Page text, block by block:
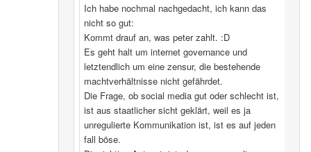
Ich habe nochmal nachgedacht, ich kann das
nicht so gut:
Kommt drauf an, was peter zahlt. :D
Es geht halt um internet governance und
letztendlich um eine zensur, die bestehende
machtverhältnisse nicht gefährdet.
Die Frage, ob social media gut oder schlecht ist,
ist aus staatlicher sicht geklärt, weil es ja
unregulierte Kommunikation ist, ist es auf jeden
fall böse.